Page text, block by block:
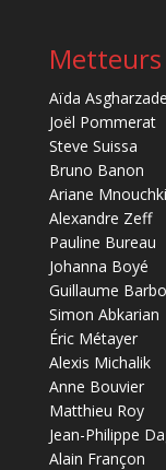
Aïda
Joël Pommerat
Steve Suissa
Bruno Banon
Ariane
Alexandre Zeff
Pauline Bureau
Johanna Boyé
Guillaume
Simon Abkarian
Éric Métayer
Alexis Michalik
Anne Bouvier
Matthieu Roy
Jean-Philippe
Alain Françon